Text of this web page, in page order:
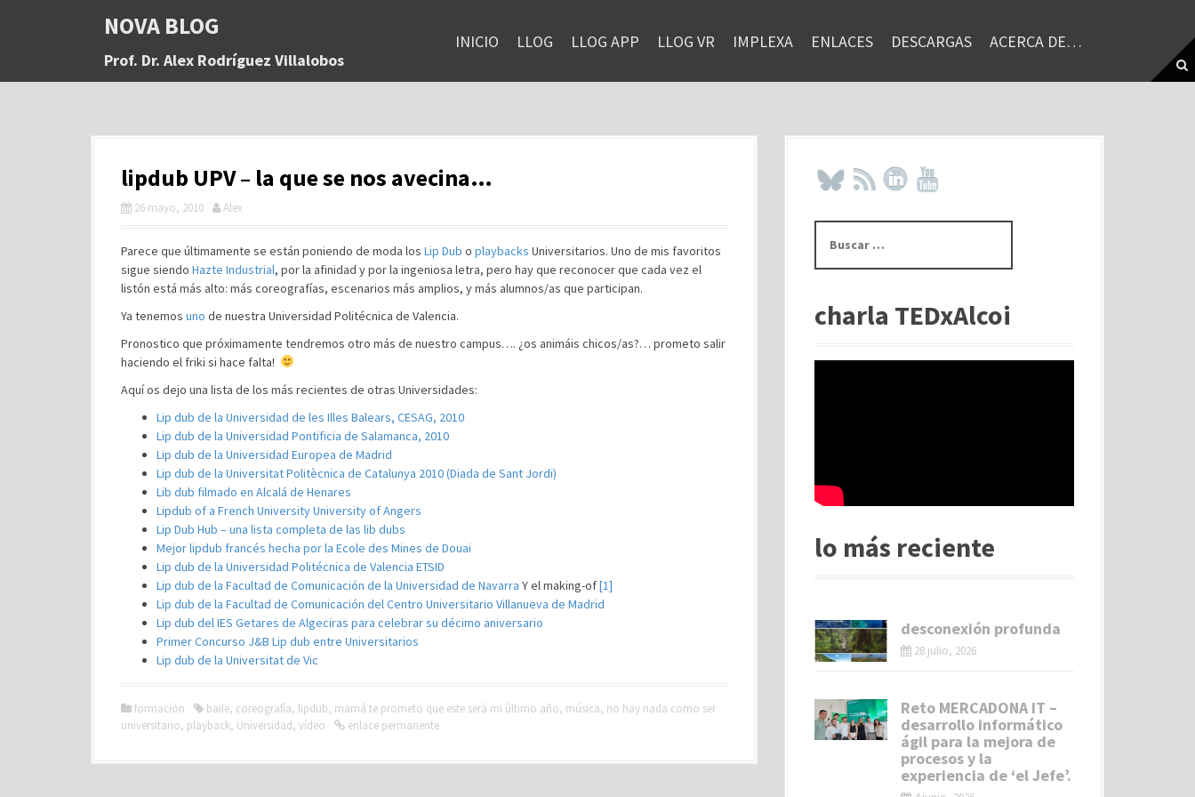
a
NOVA BLOG
Prof. Dr. Alex Rodríguez Villalobos
INICIO LLOG LLOG APP LLOG VR IMPLEXA ENLACES DESCARGAS ACERCA DE…
lipdub UPV – la que se nos avecina…
26 mayo, 2010 Alex
Parece que últimamente se están poniendo de moda los Lip Dub o playbacks Universitarios. Uno de mis favoritos
sigue siendo Hazte Industrial, por la afinidad y por la ingeniosa letra, pero hay que reconocer que cada vez el
listón está más alto: más coreografías, escenarios más amplios, y más alumnos/as que participan.
Ya tenemos uno de nuestra Universidad Politécnica de Valencia.
Pronostico que próximamente tendremos otro más de nuestro campus…. ¿os animáis chicos/as?… prometo salir
haciendo el friki si hace falta!
Aquí os dejo una lista de los más recientes de otras Universidades:
Lip dub de la Universidad de les Illes Balears, CESAG, 2010
Lip dub de la Universidad Pontificia de Salamanca, 2010
Lip dub de la Universidad Europea de Madrid
Lip dub de la Universitat Politècnica de Catalunya 2010 (Diada de Sant Jordi)
Lib dub filmado en Alcalá de Henares
Lipdub of a French UniversityUniversity of Angers
Lip Dub Hub – una lista completa de las lib dubs
Mejor lipdub francés hecha por la Ecole des Mines de Douai
Lip dub de la Universidad Politécnica de Valencia ETSID
Lip dub de la Facultad de Comunicación de la Universidad de Navarra Y el making-of[1]
Lip dub de la Facultad de Comunicación del Centro Universitario Villanueva de Madrid
Lip dub del IES Getares de Algeciras para celebrar su décimo aniversario
Primer Concurso J&B Lip dub entre Universitarios
Lip dub de la Universitat de Vic
formación baile, coreografía, lipdub, mamá te prometo que este será mi último año, música, no hay nada como ser
universitario, playback, Universidad, vídeo enlace permanente
s
rcharla TEDxAlcoi
lo más reciente
desconexión profunda
28 julio, 2026
Reto MERCADONA IT –
desarrollo informático
ágil para la mejora de
procesos y la
experiencia de ‘el Jefe’.